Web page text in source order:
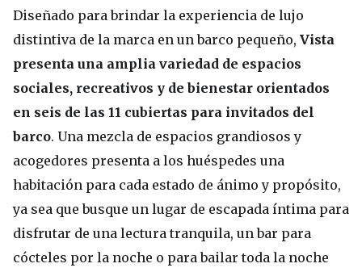
Diseñado para brindar la experiencia de lujo
distintiva de la marca en un barco pequeño, Vista
presenta una amplia variedad de espacios
sociales, recreativos y de bienestar orientados
en seis de las 11 cubiertas para invitados del
barco. Una mezcla de espacios grandiosos y
acogedores presenta a los huéspedes una
habitación para cada estado de ánimo y propósito,
ya sea que busque un lugar de escapada íntima para
disfrutar de una lectura tranquila, un bar para
cócteles por la noche o para bailar toda la noche